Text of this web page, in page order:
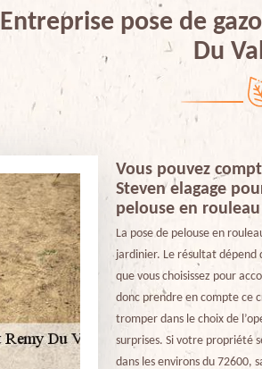
Entreprise pose de
Du
Vous pouvez
Steven elagage
pelouse en rouleau
La pose de pelouse en
jardinier. Le résultat
que vous choisissez pour
donc prendre en compte ce
tromper dans le choix de
surprises. Si votre propriété
dans les environs du 72600,